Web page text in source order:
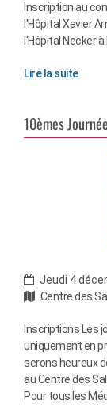
Inscription au
l'Hôpital Xavier
l'Hôpital Necker à
Lire la suite
10èmes
Jeudi 4
Centre des
Inscriptions Les
uniquement en
serons heureux
au Centre des
Pour tous les